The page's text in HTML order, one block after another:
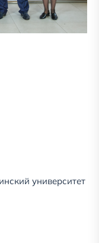
университет